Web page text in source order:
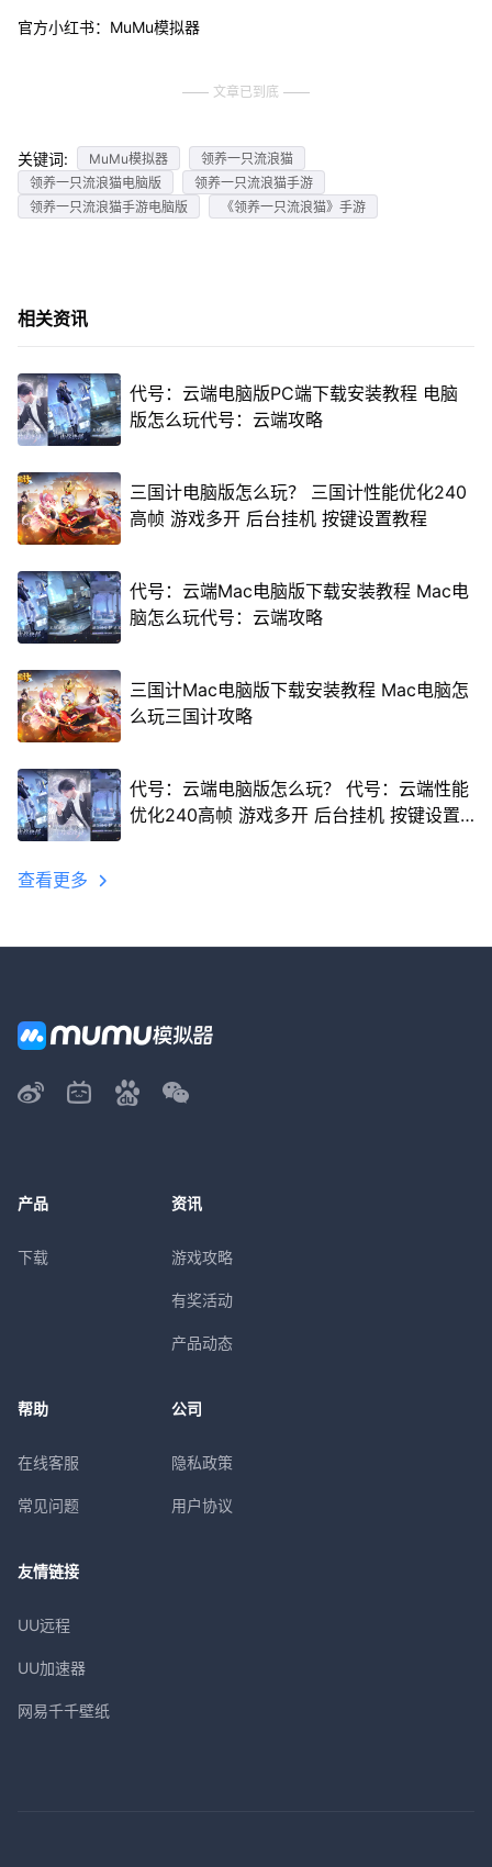
官方小红书：MuMu模拟器
文章已到底
关键词: MuMu模拟器
领养一只流浪猫
领养一只流浪猫电脑版
领养一只流浪猫手游
领养一只流浪猫手游电脑版
《领养一只流浪猫》手游
相关资讯
代号：云端电脑版PC端下载安装教程 电脑
版怎么玩代号：云端攻略
三国计电脑版怎么玩？ 三国计性能优化240
高帧 游戏多开 后台挂机 按键设置教程
代号：云端Mac电脑版下载安装教程 Mac电
脑怎么玩代号：云端攻略
三国计Mac电脑版下载安装教程 Mac电脑怎
么玩三国计攻略
代号：云端电脑版怎么玩？ 代号：云端性能
优化240高帧 游戏多开 后台挂机 按键设置
查看更多
产品
下载
资讯
游戏攻略
有奖活动
产品动态
帮助
在线客服
常见问题
公司
隐私政策
用户协议
友情链接
UU远程
UU加速器
网易千千壁纸